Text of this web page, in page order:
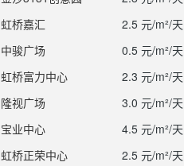
虹桥嘉汇
2.5 元/m²/天
中骏广场
0.5 元/m²/天
虹桥富力中心
2.3 元/m²/天
隆视广场
3.0 元/m²/天
宝业中心
4.5 元/m²/天
虹桥正荣中心
2.5 元/m²/天